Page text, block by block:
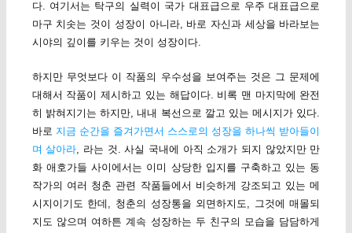
다. 여기서는 탁구의 실력이 국가 대표급으로 우주 대표급으로
마구 치솟는 것이 성장이 아니라, 바로 자신과 세상을 바라보는
시야의 깊이를 키우는 것이 성장이다.
하지만 무엇보다 이 작품의 우수성을 보여주는 것은 그 문제에
대해서 작품이 제시하고 있는 해답이다. 비록 맨 마지막에 완전
히 밝혀지기는 하지만, 내내 복선으로 깔고 있는 메시지가 있다.
바로 지금 순간을 즐겨가면서 스스로의 성장을 하나씩 받아들이
며 살아라, 라는 것. 사실 국내에 아직 소개가 되지 않았지만 만
화 애호가들 사이에서는 이미 상당한 입지를 구축하고 있는 동
작가의 여러 청춘 관련 작품들에서 비슷하게 강조되고 있는 메
시지이기도 한데, 청춘의 성장통을 외면하지도, 그것에 매몰되
지도 않으며 여하튼 계속 성장하는 두 친구의 모습을 담담하게